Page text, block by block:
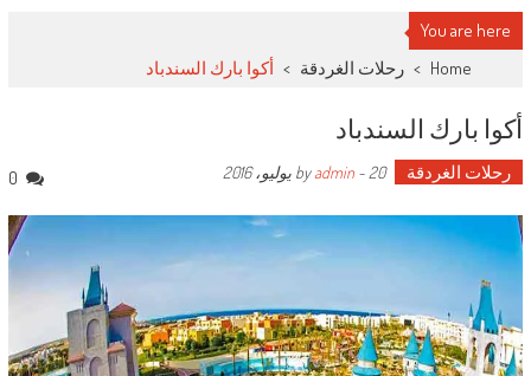
You are here
Home
> رحلات الغردقة > أكوا بارك السندباد
أكوا بارك السندباد
رحلات الغردقة by
admin - 20 يوليو، 2016 0